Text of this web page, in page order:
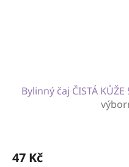
Bylinný čaj ČISTÁ KŮŽE
47 Kč